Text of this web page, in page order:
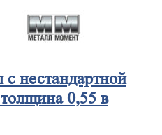
нестандартной
0,55 в